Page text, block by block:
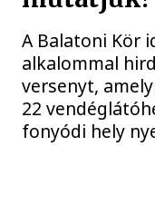
A Balatoni Kör
alkalommal
versenyt,
22
fonyódi hely